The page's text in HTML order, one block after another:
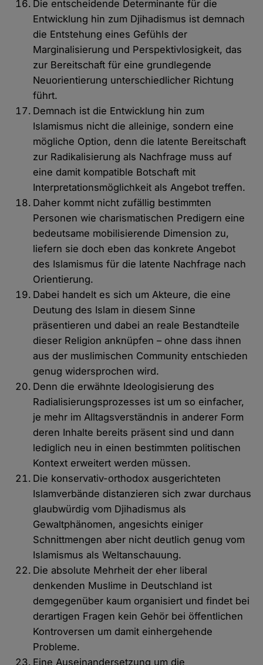
Die entscheidende Determinante für die
Entwicklung hin zum Djihadismus ist demnach
die Entstehung eines Gefühls der
Marginalisierung und Perspektivlosigkeit, das
zur Bereitschaft für eine grundlegende
Neuorientierung unterschiedlicher Richtung
führt.
Demnach ist die Entwicklung hin zum
Islamismus nicht die alleinige, sondern eine
mögliche Option, denn die latente Bereitschaft
zur Radikalisierung als Nachfrage muss auf
eine damit kompatible Botschaft mit
Interpretationsmöglichkeit als Angebot treffen.
Daher kommt nicht zufällig bestimmten
Personen wie charismatischen Predigern eine
bedeutsame mobilisierende Dimension zu,
liefern sie doch eben das konkrete Angebot
des Islamismus für die latente Nachfrage nach
Orientierung.
Dabei handelt es sich um Akteure, die eine
Deutung des Islam in diesem Sinne
präsentieren und dabei an reale Bestandteile
dieser Religion anknüpfen – ohne dass ihnen
aus der muslimischen Community entschieden
genug widersprochen wird.
Denn die erwähnte Ideologisierung des
Radialisierungsprozesses ist um so einfacher,
je mehr im Alltagsverständnis in anderer Form
deren Inhalte bereits präsent sind und dann
lediglich neu in einen bestimmten politischen
Kontext erweitert werden müssen.
Die konservativ-orthodox ausgerichteten
Islamverbände distanzieren sich zwar durchaus
glaubwürdig vom Djihadismus als
Gewaltphänomen, angesichts einiger
Schnittmengen aber nicht deutlich genug vom
Islamismus als Weltanschauung.
Die absolute Mehrheit der eher liberal
denkenden Muslime in Deutschland ist
demgegenüber kaum organisiert und findet bei
derartigen Fragen kein Gehör bei öffentlichen
Kontroversen um damit einhergehende
Probleme.
Eine Auseinandersetzung um die